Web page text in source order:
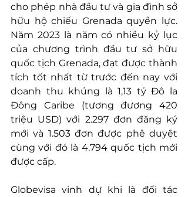
cho phép nhà đầu tư và gia đình sở
hữu hộ chiếu Grenada quyền lực.
Năm 2023 là năm có nhiều kỷ lục
của chương trình đầu tư sở hữu
quốc tịch Grenada, đạt được thành
tích tốt nhất từ trước đến nay với
doanh thu khủng là 1,13 tỷ Đô la
Đông Caribe (tương đương 420
triệu USD) với 2.297 đơn đăng ký
mới và 1.503 đơn được phê duyệt
cùng với đó là 4.794 quốc tịch mới
được cấp.
Globevisa vinh dự khi là đối tác